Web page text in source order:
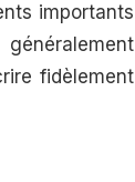
importants
fidèlement